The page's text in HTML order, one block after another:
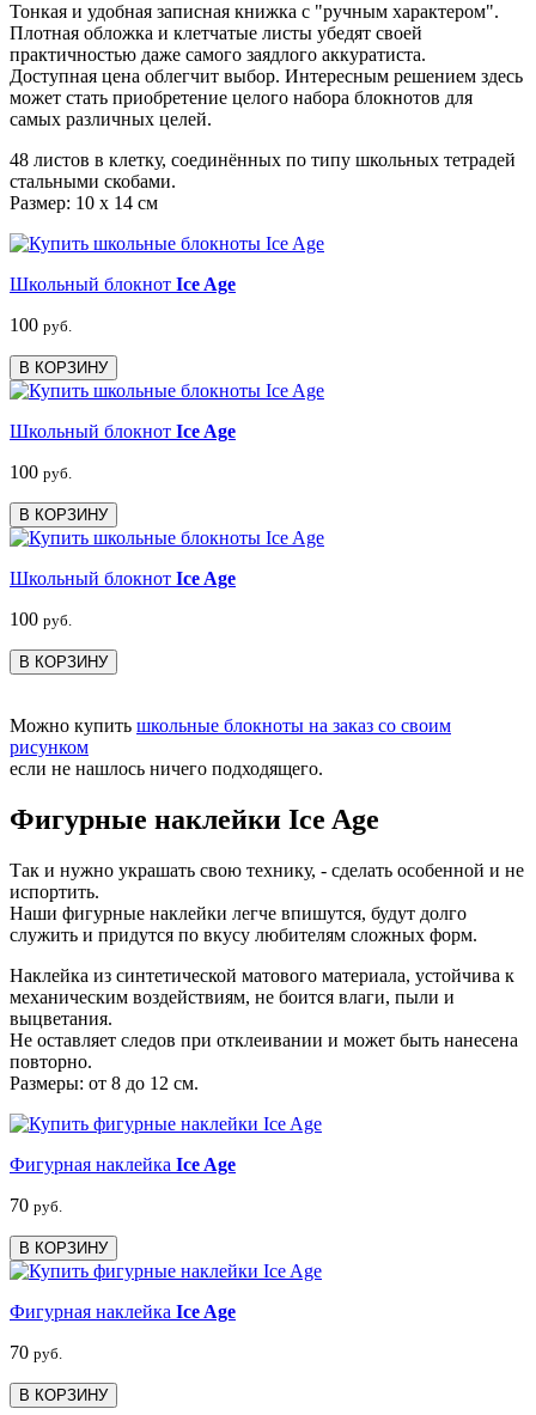
Тонкая и удобная записная книжка с "ручным характером".
Плотная обложка и клетчатые листы убедят своей
практичностью даже самого заядлого аккуратиста.
Доступная цена облегчит выбор. Интересным решением здесь
может стать приобретение целого набора блокнотов для
самых различных целей.
48 листов в клетку, соединённых по типу школьных тетрадей
стальными скобами.
Размер: 10 x 14 см
Школьный блокнот Ice Age
100 руб.
В КОРЗИНУ
Школьный блокнот Ice Age
100 руб.
В КОРЗИНУ
Школьный блокнот Ice Age
100 руб.
В КОРЗИНУ
Можно купить школьные блокноты на заказ со своим
рисунком
если не нашлось ничего подходящего.
Фигурные наклейки Ice Age
Так и нужно украшать свою технику, - сделать особенной и не
испортить.
Наши фигурные наклейки легче впишутся, будут долго
служить и придутся по вкусу любителям сложных форм.
Наклейка из синтетической матового материала, устойчива к
механическим воздействиям, не боится влаги, пыли и
выцветания.
Не оставляет следов при отклеивании и может быть нанесена
повторно.
Размеры: от 8 до 12 см.
Фигурная наклейка Ice Age
70 руб.
В КОРЗИНУ
Фигурная наклейка Ice Age
70 руб.
В КОРЗИНУ